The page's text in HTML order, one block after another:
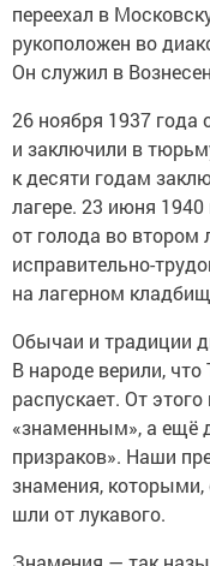
переехал в
рукоположен во
Он служил в
26 ноября 1937 года
и заключили в
к десяти годам
лагере. 23 июня
от голода во втором
исправительно-
на лагерном
Обычаи и традиции
В народе верили,
распускает. От
«знаменным», а ещё
призраков». Наши
знамения, которыми,
шли от лукавого.